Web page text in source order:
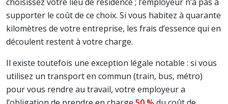
supporter le coût de ce choix. Si vous habitez à quarante
kilomètres de votre entreprise, les frais d’essence qui en
découlent restent à votre charge.
Il existe toutefois une exception légale notable : si vous
utilisez un transport en commun (train, bus, métro)
pour vous rendre au travail, votre employeur a